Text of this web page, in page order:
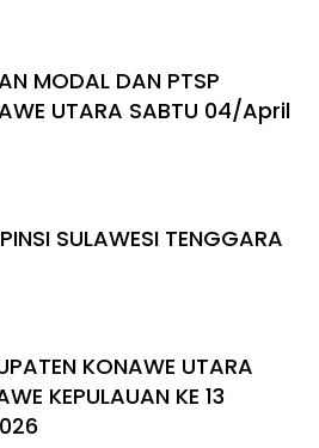
MODAL DAN PTSP
UTARA SABTU 04/April
SULAWESI TENGGARA
KONAWE UTARA
KEPULAUAN KE 13